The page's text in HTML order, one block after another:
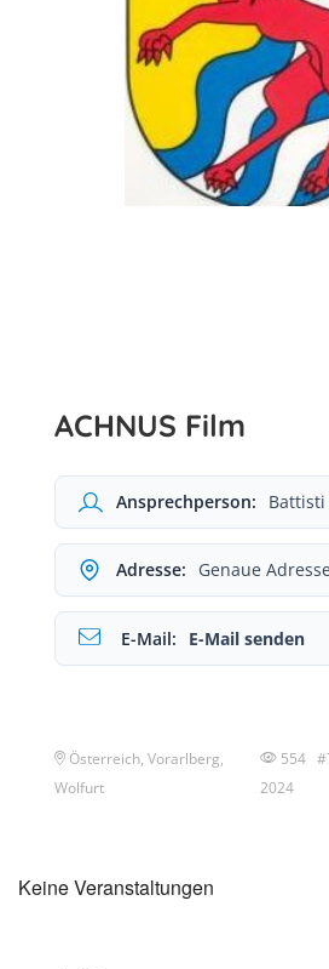
ACHNUS Film
Ansprechperson:
Adresse: Genaue
E-Mail: E-Mail senden
Österreich, Vorarlberg,
Wolfurt
554
2024
Keine Veranstaltungen